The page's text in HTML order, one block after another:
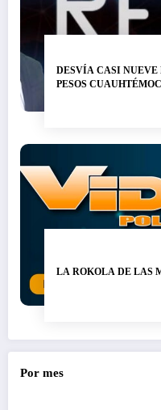
DESVÍA CASI
PESOS
LA ROKOLA DE LAS
Por mes